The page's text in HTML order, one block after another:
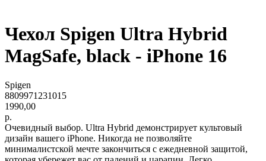
Чехол Spigen Ultra Hybrid
MagSafe, black - iPhone 16
Spigen
8809971231015
1990,00
р.
Очевидный выбор. Ultra Hybrid демонстрирует культовый
дизайн вашего iPhone. Никогда не позволяйте
минималистской мечте закончиться с ежедневной защитой,